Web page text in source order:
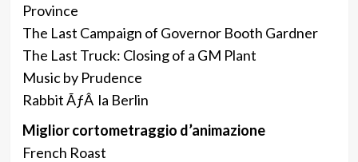
Province
The Last Campaign of Governor Booth Gardner
The Last Truck: Closing of a GM Plant
Music by Prudence
Rabbit ÃƒÂ la Berlin
Miglior cortometraggio d’animazione
French Roast